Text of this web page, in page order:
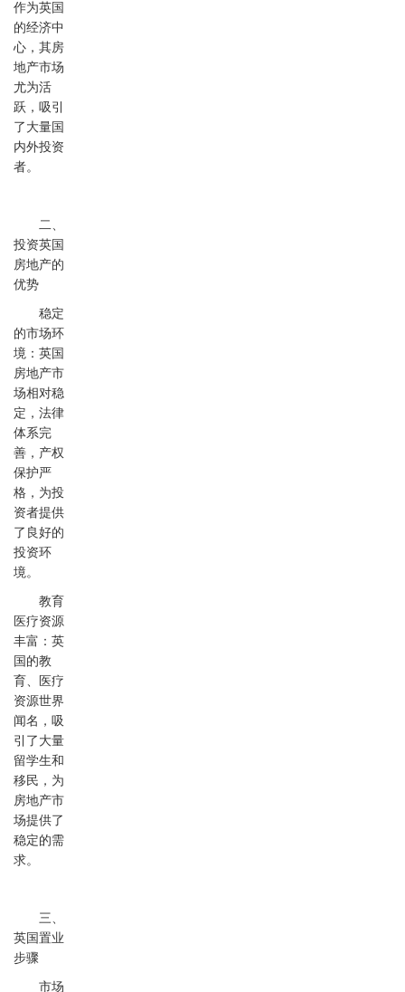
作为英国
的经济中
心，其房
地产市场
尤为活
跃，吸引
了大量国
内外投资
者。
二、
投资英国
房地产的
优势
稳定
的市场环
境：英国
房地产市
场相对稳
定，法律
体系完
善，产权
保护严
格，为投
资者提供
了良好的
投资环
境。
教育
医疗资源
丰富：英
国的教
育、医疗
资源世界
闻名，吸
引了大量
留学生和
移民，为
房地产市
场提供了
稳定的需
求。
三、
英国置业
步骤
市场